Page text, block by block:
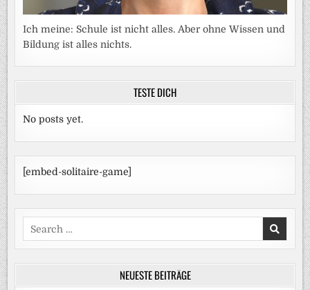
Ich meine: Schule ist nicht alles. Aber ohne Wissen und
Bildung ist alles nichts.
TESTE DICH
No posts yet.
[embed-solitaire-game]
Search
for:
NEUESTE BEITRÄGE